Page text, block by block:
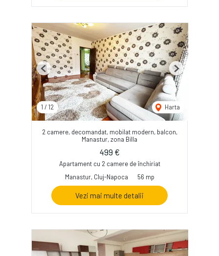
1 / 12 Harta
Previous Next
2 camere, decomandat, mobilat modern, balcon,
Manastur, zona Billa
499 €
Apartament cu 2 camere de închiriat
Manastur, Cluj-Napoca
56 mp
Vezi mai multe detalii